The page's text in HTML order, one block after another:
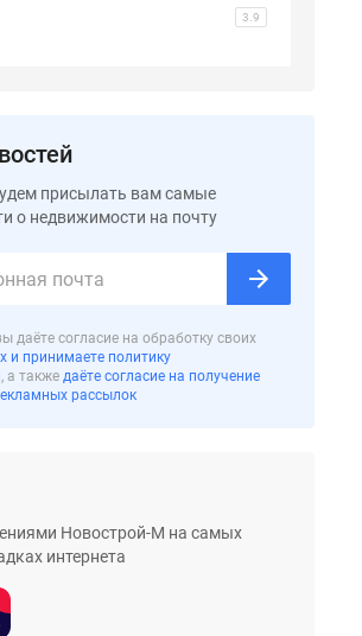
3.9
присылать вам самые
о недвижимости на почту
даёте согласие на обработку своих
и принимаете политику
, а также даёте согласие на получение
рассылок
Новострой-М на самых
интернета